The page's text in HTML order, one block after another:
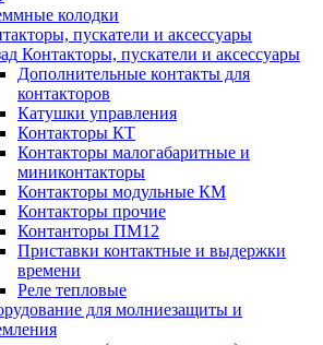
колодки
пускатели и аксессуары
Контакторы, пускатели и аксессуары
Дополнительные контакты для
контакторов
Катушки управления
Контакторы КТ
Контакторы малогабаритные и
миниконтакторы
Контакторы модульные КМ
Контакторы прочие
Контанторы ПМ12
Приставки контактные и выдержки
времени
Реле тепловые
для молниезащиты и